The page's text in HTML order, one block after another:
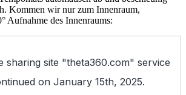
Kommen wir nur zum Innenraum,
Aufnahme des Innenraums: